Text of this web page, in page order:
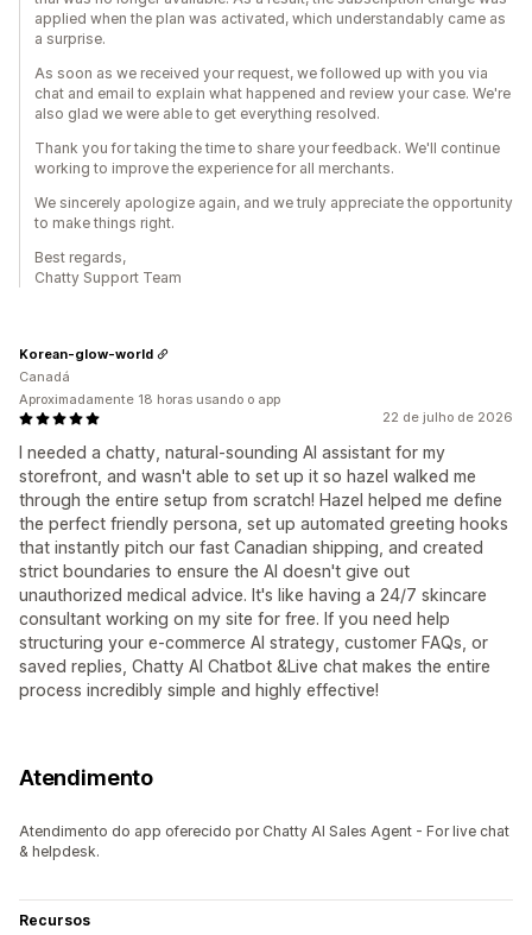
applied when the plan was activated, which understandably came as
a surprise.
As soon as we received your request, we followed up with you via
chat and email to explain what happened and review your case. We're
also glad we were able to get everything resolved.
Thank you for taking the time to share your feedback. We'll continue
working to improve the experience for all merchants.
We sincerely apologize again, and we truly appreciate the opportunity
to make things right.
Best regards,
Chatty Support Team
22 de julho de 2026
I needed a chatty, natural-sounding AI assistant for my
storefront, and wasn't able to set up it so hazel walked me
through the entire setup from scratch! Hazel helped me define
the perfect friendly persona, set up automated greeting hooks
that instantly pitch our fast Canadian shipping, and created
strict boundaries to ensure the AI doesn't give out
unauthorized medical advice. It's like having a 24/7 skincare
consultant working on my site for free. If you need help
structuring your e-commerce AI strategy, customer FAQs, or
saved replies, Chatty AI Chatbot &Live chat makes the entire
process incredibly simple and highly effective!
Korean-glow-world
Canadá
Aproximadamente 18 horas usando o app
Atendimento
Atendimento do app oferecido por Chatty AI Sales Agent - For live chat
& helpdesk.
Recursos